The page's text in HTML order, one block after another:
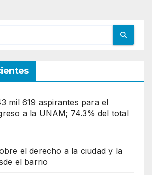
mil 619 aspirantes para el
a la UNAM; 74.3% del total
el derecho a la ciudad y la
el barrio